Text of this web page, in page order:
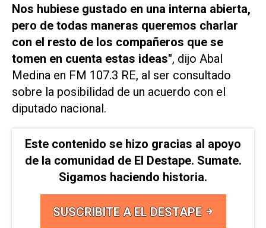
Nos hubiese gustado en una interna abierta,
pero de todas maneras queremos charlar
con el resto de los compañeros que se
tomen en cuenta estas ideas", dijo Abal
Medina en FM 107.3 RE, al ser consultado
sobre la posibilidad de un acuerdo con el
diputado nacional.
Este contenido se hizo gracias al apoyo
de la comunidad de El Destape. Sumate.
Sigamos haciendo historia.
SUSCRIBITE A EL DESTAPE